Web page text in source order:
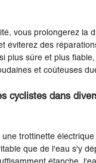
vous prolongerez la
éviterez des
plus sûre et plus
et coûteuses
cyclistes dans
une trottinette
que de l'eau s'y